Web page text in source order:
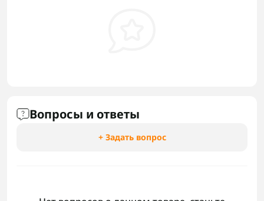
Вопросы и ответы
+ Задать вопрос